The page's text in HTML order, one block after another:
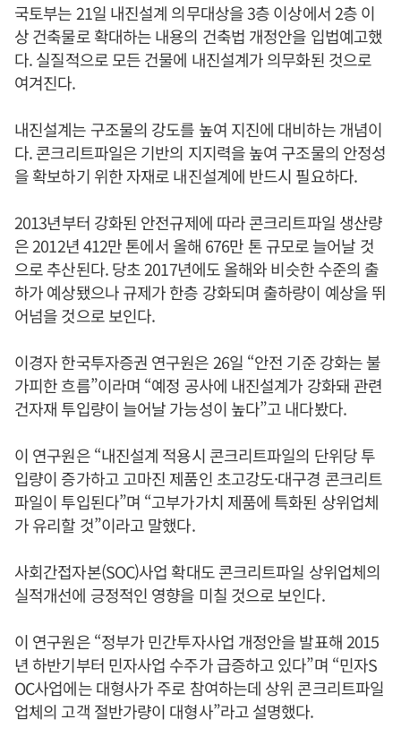
국토부는 21일 내진설계 의무대상을 3층 이상에서 2층 이
상 건축물로 확대하는 내용의 건축법 개정안을 입법예고했
다. 실질적으로 모든 건물에 내진설계가 의무화된 것으로
여겨진다.
내진설계는 구조물의 강도를 높여 지진에 대비하는 개념이
다. 콘크리트파일은 기반의 지지력을 높여 구조물의 안정성
을 확보하기 위한 자재로 내진설계에 반드시 필요하다.
2013년부터 강화된 안전규제에 따라 콘크리트파일 생산량
은 2012년 412만 톤에서 올해 676만 톤 규모로 늘어날 것
으로 추산된다. 당초 2017년에도 올해와 비슷한 수준의 출
하가 예상됐으나 규제가 한층 강화되며 출하량이 예상을 뛰
어넘을 것으로 보인다.
이경자 한국투자증권 연구원은 26일 “안전 기준 강화는 불
가피한 흐름”이라며 “예정 공사에 내진설계가 강화돼 관련
건자재 투입량이 늘어날 가능성이 높다”고 내다봤다.
이 연구원은 “내진설계 적용시 콘크리트파일의 단위당 투
입량이 증가하고 고마진 제품인 초고강도·대구경 콘크리트
파일이 투입된다”며 “고부가가치 제품에 특화된 상위업체
가 유리할 것”이라고 말했다.
사회간접자본(SOC)사업 확대도 콘크리트파일 상위업체의
실적개선에 긍정적인 영향을 미칠 것으로 보인다.
이 연구원은 “정부가 민간투자사업 개정안을 발표해 2015
년 하반기부터 민자사업 수주가 급증하고 있다”며 “민자S
OC사업에는 대형사가 주로 참여하는데 상위 콘크리트파일
업체의 고객 절반가량이 대형사”라고 설명했다.